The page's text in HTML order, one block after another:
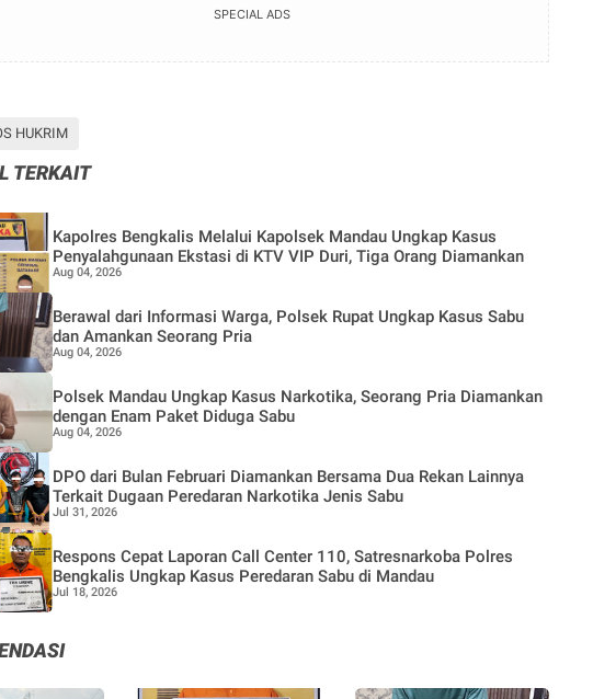
SPECIAL ADS
HUKRIM
TERKAIT
Kapolres Bengkalis Melalui Kapolsek Mandau Ungkap Kasus
Penyalahgunaan Ekstasi di KTV VIP Duri, Tiga Orang Diamankan
Aug 04, 2026
Berawal dari Informasi Warga, Polsek Rupat Ungkap Kasus Sabu
dan Amankan Seorang Pria
Aug 04, 2026
Polsek Mandau Ungkap Kasus Narkotika, Seorang Pria Diamankan
dengan Enam Paket Diduga Sabu
Aug 04, 2026
DPO dari Bulan Februari Diamankan Bersama Dua Rekan Lainnya
Terkait Dugaan Peredaran Narkotika Jenis Sabu
Jul 31, 2026
Respons Cepat Laporan Call Center 110, Satresnarkoba Polres
Bengkalis Ungkap Kasus Peredaran Sabu di Mandau
Jul 18, 2026